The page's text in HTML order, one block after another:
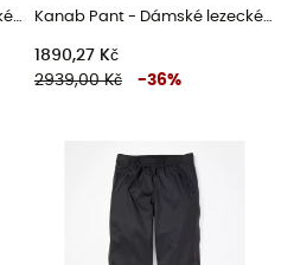
Ravine Plus 3L Pants - Dámské nepromokavé kalhoty Kanab Pant - Dámské lezecké kalhoty
1890,27 Kč
2939,00 Kč
-36%